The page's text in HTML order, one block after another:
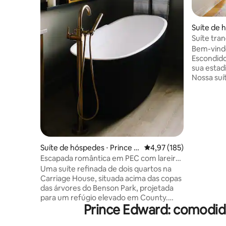
Suíte de hóspedes ⋅ Prince E
dward
4,97 de uma avaliação
4,97 (185)
Escapada romântica em PEC com lareira
a gás e banheira
Uma suíte refinada de dois quartos na
Carriage House, situada acima das copas
das árvores do Benson Park, projetada
para um refúgio elevado em County.
Com Wi-Fi de alta velocidade, ar
condicionado, banheira de imersão,
Suíte de
dward
Suíte
pátio
Bem-
sua
Nossa
portas
Prince Edward: